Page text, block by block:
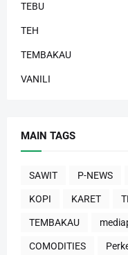
TEBU
TEH
TEMBAKAU
VANILI
MAIN TAGS
SAWIT P-NEWS
KOPI KARET
TEMBAKAU
COMODITIES